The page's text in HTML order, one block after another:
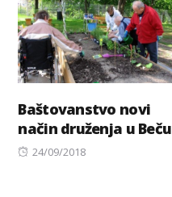
Baštovanstvo novi
način druženja u Beču
Posted
24/09/2018